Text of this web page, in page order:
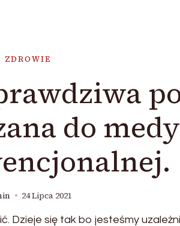
ZDROWIE
do
24 Lipca 2021
Dzieje się tak bo jesteśmy